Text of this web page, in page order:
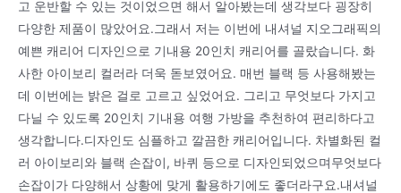
고 운반할 수 있는 것이었으면 해서 알아봤는데 생각보다 굉장히
다양한 제품이 많았어요.그래서 저는 이번에 내셔널 지오그래픽의
예쁜 캐리어 디자인으로 기내용 20인치 캐리어를 골랐습니다. 화
사한 아이보리 컬러라 더욱 돋보였어요. 매번 블랙 등 사용해봤는
데 이번에는 밝은 걸로 고르고 싶었어요. 그리고 무엇보다 가지고
다닐 수 있도록 20인치 기내용 여행 가방을 추천하여 편리하다고
생각합니다.디자인도 심플하고 깔끔한 캐리어입니다. 차별화된 컬
러 아이보리와 블랙 손잡이, 바퀴 등으로 디자인되었으며무엇보다
손잡이가 다양해서 상황에 맞게 활용하기에도 좋더라구요.내셔널